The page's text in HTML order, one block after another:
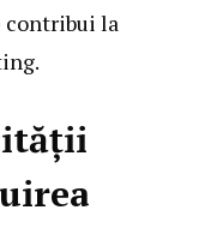
contribui la